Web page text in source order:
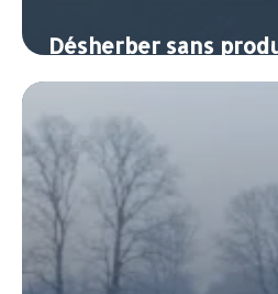
Désherber sans
méthodes naturelles
8 juin 2026